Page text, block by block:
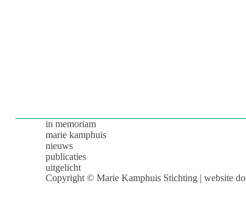
in memoriam
marie kamphuis
nieuws
publicaties
uitgelicht
Copyright © Marie Kamphuis Stichting | website